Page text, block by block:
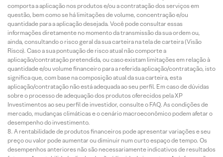
comporta a aplicação nos produtos e/ou a contratação dos serviços em
questão, bem como se há limitações de volume, concentração e/ou
quantidade para a aplicação desejada. Você pode consultar essas
informações diretamente no momento da transmissão da sua ordem ou,
ainda, consultando o risco geral da sua carteira na tela de carteira (Visão
Risco). Caso a sua pontuação de risco atual não comporte a
aplicação/contratação pretendida, ou caso existam limitações em relação à
quantidade e/ou volume financeiro para a referida aplicação/contratação, isto
significa que, com base na composição atual da sua carteira, esta
aplicação/contratação não está adequada ao seu perfil. Em caso de dúvidas
sobre o processo de adequação dos produtos oferecidos pela XP
Investimentos ao seu perfil de investidor, consulte o FAQ. As condições de
mercado, mudanças climáticas e o cenário macroeconômico podem afetar o
desempenho do investimento.
A rentabilidade de produtos financeiros pode apresentar variações e seu
preço ou valor pode aumentar ou diminuir num curto espaço de tempo. Os
desempenhos anteriores não são necessariamente indicativos de resultados